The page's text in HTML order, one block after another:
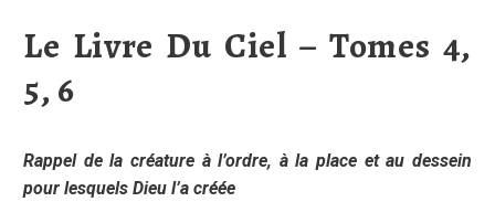
Le Livre Du Ciel – Tomes 4,
5, 6
Rappel de la créature à l’ordre, à la place et au dessein
pour lesquels Dieu l’a créée